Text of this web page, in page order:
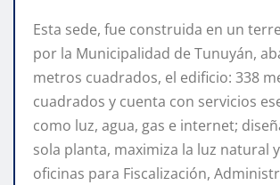
Esta sede, fue construida en un
por la Municipalidad de Tunuyán,
metros cuadrados, el edificio: 338
cuadrados y cuenta con servicios
como luz, agua, gas e internet;
sola planta, maximiza la luz natural
oficinas para Fiscalización,